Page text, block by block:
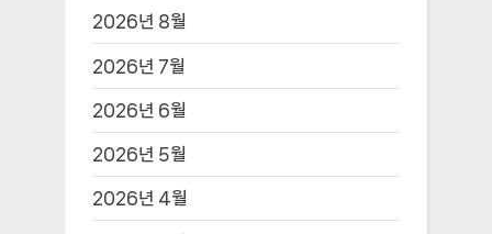
2026년 8월
2026년 7월
2026년 6월
2026년 5월
2026년 4월